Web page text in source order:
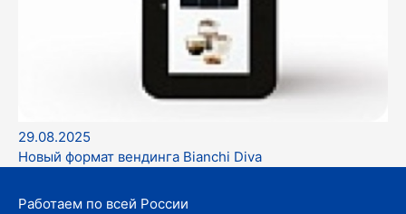
29.08.2025
Новый формат вендинга Bianchi Diva
Работаем по всей России